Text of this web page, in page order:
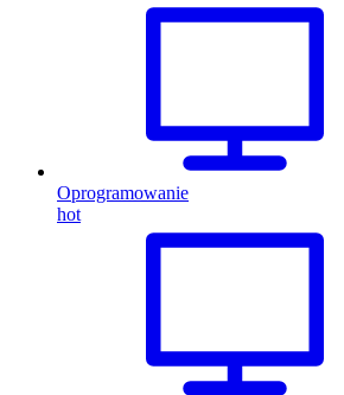
Oprogramowanie
hot